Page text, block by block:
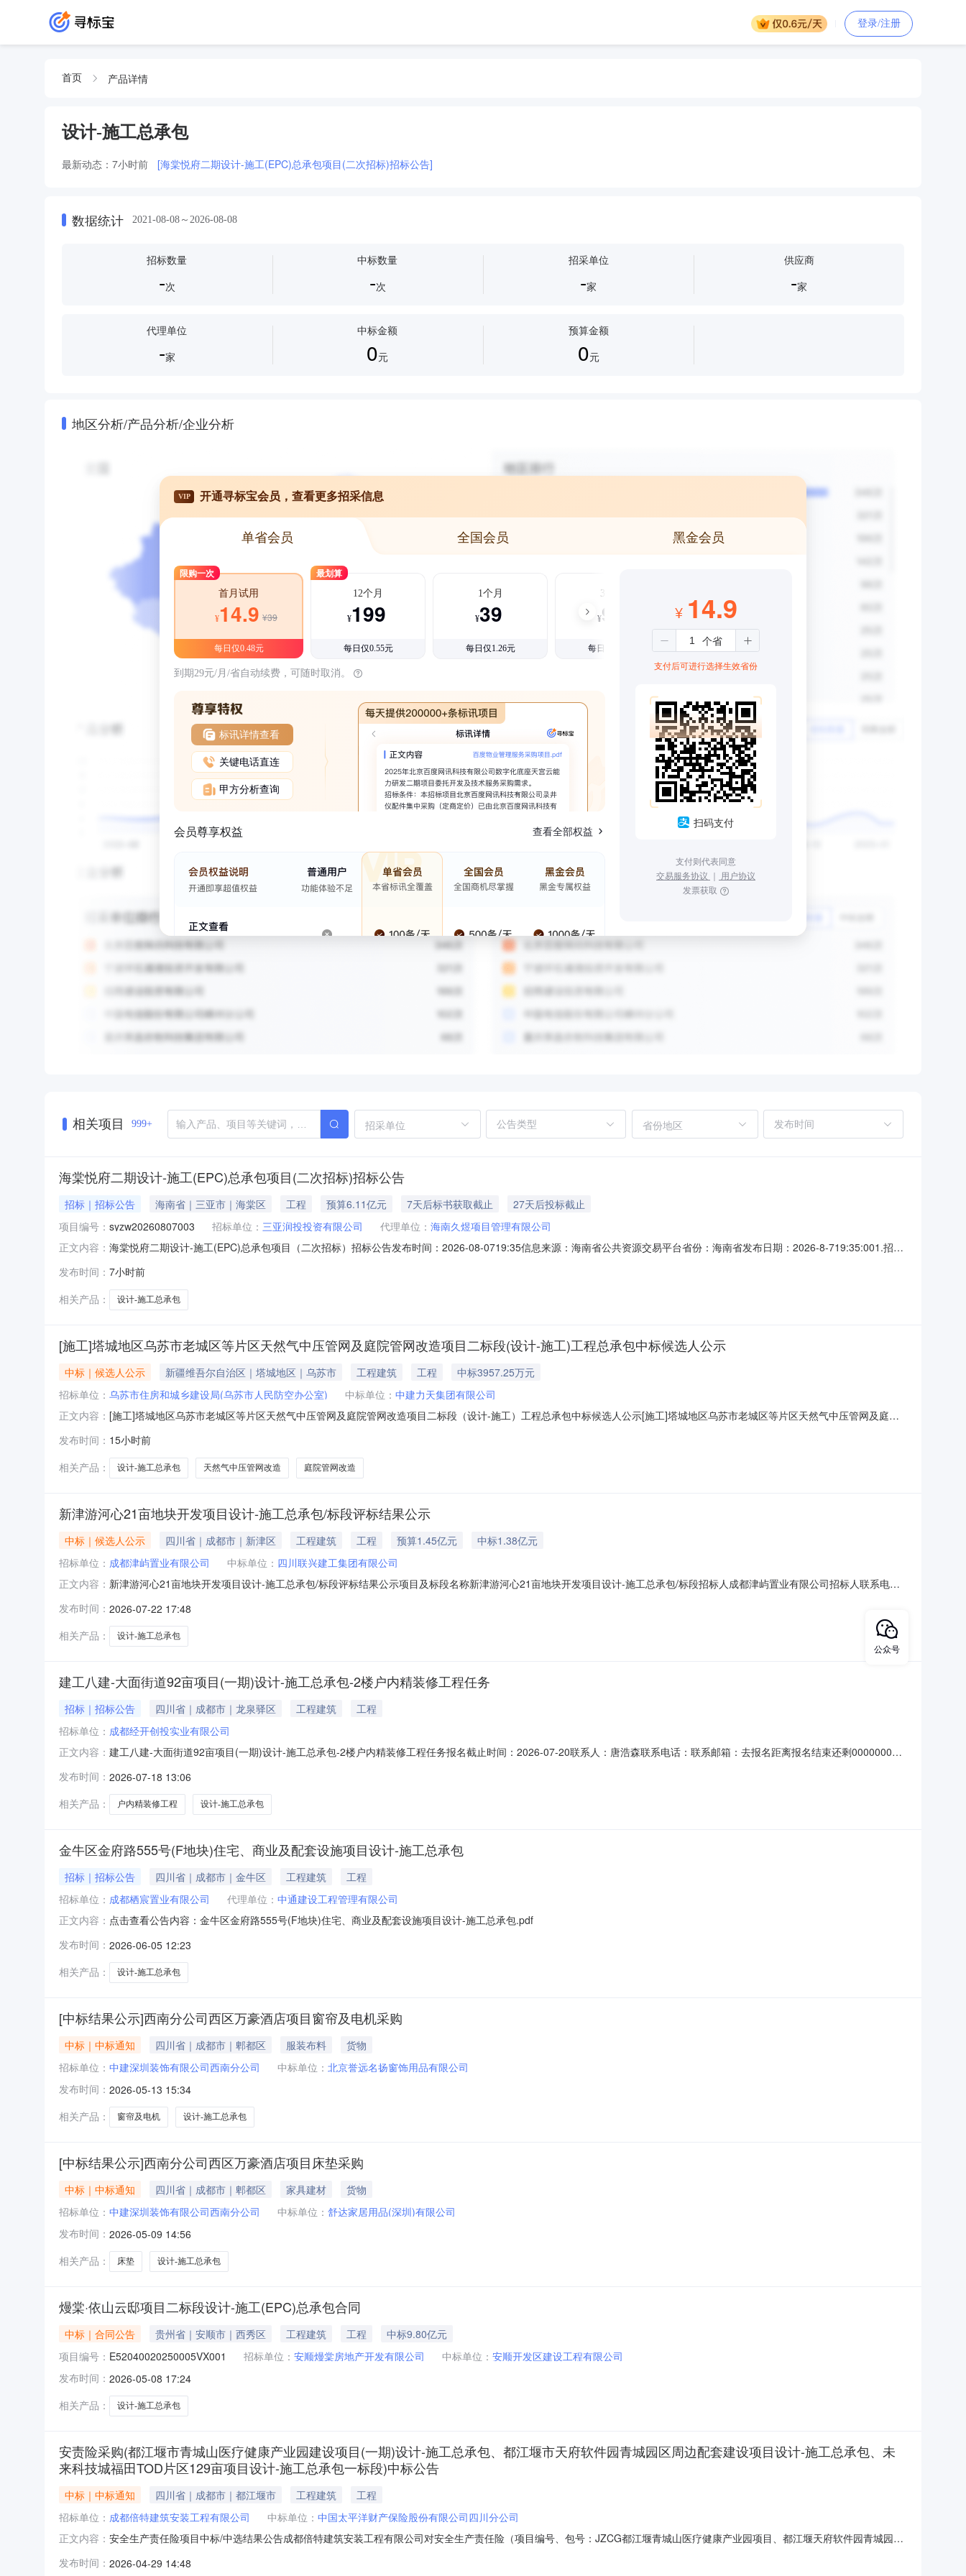
登录/注册
首页 产品详情
设计-施工总承包
最新动态： 7小时前 [海棠悦府二期设计-施工(EPC)总承包项目(二次招标)招标公告]
数据统计 2021-08-08～2026-08-08
招标数量
-次
中标数量
-次
招采单位
-家
供应商
-家
代理单位
-家
中标金额
0元
预算金额
0元
地区分析/产品分析/企业分析
VIP 开通寻标宝会员，查看更多招采信息
单省会员 全国会员 黑金会员
限购一次
首月试用
¥14.9 ¥39
每日仅0.48元
最划算
12个月
¥199
每日仅0.55元
1个月
¥39
每日仅1.26元
3个月
¥99
每日仅1.08元
到期29元/月/省自动续费，可随时取消。
标讯详情查看
关键电话直连
甲方分析查询
会员尊享权益 查看全部权益
¥ 14.9
支付后可进行选择生效省份
扫码支付
支付则代表同意
交易服务协议 ｜ 用户协议
发票获取
相关项目 999+ 招采单位 省份地区
海棠悦府二期设计-施工(EPC)总承包项目(二次招标)招标公告
招标｜招标公告 海南省｜三亚市｜海棠区 工程 预算6.11亿元 7天后标书获取截止
27天后投标截止
项目编号： syzw20260807003 招标单位： 三亚润投投资有限公司 代理单位： 海南久煜项目管理有限公司
正文内容： 海棠悦府二期设计-施工(EPC)总承包项目（二次招标）招标公告发布时间：2026-08-0719:35信息来源：海南省公共资源交易平台省份：海南省发布日期：2026-8-719:35:001.招标
01-578726批准建设，招标人(项目业主)为三亚润投投资有限公司，建设资金来自企业，项目出资比例为其他100.00%。项目已具备招
发布时间： 7小时前
相关产品：
设计-施工总承包
[施工]塔城地区乌苏市老城区等片区天然气中压管网及庭院管网改造项目二标段(设计-施工)工程总承包中标候选人公示
中标｜候选人公示 新疆维吾尔自治区｜塔城地区｜乌苏市 工程建筑 工程
中标3957.25万元
招标单位： 乌苏市住房和城乡建设局(乌苏市人民防空办公室) 中标单位： 中建力天集团有限公司
正文内容： [施工]塔城地区乌苏市老城区等片区天然气中压管网及庭院管网改造项目二标段（设计-施工）工程总承包中标候选人公示[施工]塔城地区乌苏市老城区等片区天然气中压管网及庭院
城区等片区天然气中压管网及庭院管网改造项目二标段（设计-施工）工程总承包建设单位乌苏市住房和城乡建设局（乌苏市人民防空办公室）中标工程范围建设规模：西大沟片区
改造次高压燃气管道3.7千米，管径DN1
发布时间： 15小时前
相关产品：
设计-施工总承包 天然气中压管网改造 庭院管网改造
新津游河心21亩地块开发项目设计-施工总承包/标段评标结果公示
中标｜候选人公示 四川省｜成都市｜新津区 工程建筑 工程 预算1.45亿元
中标1.38亿元
招标单位： 成都津屿置业有限公司 中标单位： 四川联兴建工集团有限公司
正文内容： 新津游河心21亩地块开发项目设计-施工总承包/标段评标结果公示项目及标段名称新津游河心21亩地块开发项目设计-施工总承包/标段招标人成都津屿置业有限公司招标人联系电话
09:30:00公示期2026年07月23日~2026年07月27日投标最高限价（元）145009135.23中标候选人及排序中标候选人名称质量工期（交货期）投标报价（元
发布时间： 2026-07-22 17:48
相关产品：
设计-施工总承包
建工八建-大面街道92亩项目(一期)设计-施工总承包-2楼户内精装修工程任务
招标｜招标公告 四川省｜成都市｜龙泉驿区 工程建筑
工程
招标单位： 成都经开创投实业有限公司
正文内容： 建工八建-大面街道92亩项目(一期)设计-施工总承包-2楼户内精装修工程任务报名截止时间：2026-07-20联系人：唐浩森联系电话：联系邮箱：去报名距离报名结束还剩00000000
总承包的2#楼户内精装修工程专业分包采购事宜进行采购，欢迎有意向的分供商参加。一、采购内容本次采购标的：2#楼户内精装修工程专业分包工程本次采购预计量:详见清单
二、项目概况项
发布时间： 2026-07-18 13:06
相关产品：
户内精装修工程 设计-施工总承包
金牛区金府路555号(F地块)住宅、商业及配套设施项目设计-施工总承包
招标｜招标公告 四川省｜成都市｜金牛区 工程建筑
工程
招标单位： 成都栖宸置业有限公司 代理单位： 中通建设工程管理有限公司
正文内容： 点击查看公告内容：金牛区金府路555号(F地块)住宅、商业及配套设施项目设计-施工总承包.pdf
发布时间： 2026-06-05 12:23
相关产品：
设计-施工总承包
[中标结果公示]西南分公司西区万豪酒店项目窗帘及电机采购
中标｜中标通知 四川省｜成都市｜郫都区 服装布料
货物
招标单位： 中建深圳装饰有限公司西南分公司 中标单位： 北京誉远名扬窗饰用品有限公司
发布时间： 2026-05-13 15:34
相关产品：
窗帘及电机 设计-施工总承包
[中标结果公示]西南分公司西区万豪酒店项目床垫采购
中标｜中标通知 四川省｜成都市｜郫都区 家具建材
货物
招标单位： 中建深圳装饰有限公司西南分公司 中标单位： 舒达家居用品(深圳)有限公司
发布时间： 2026-05-09 14:56
相关产品：
床垫 设计-施工总承包
熳棠·依山云邸项目二标段设计-施工(EPC)总承包合同
中标｜合同公告 贵州省｜安顺市｜西秀区 工程建筑 工程
中标9.80亿元
项目编号： E52040020250005VX001 招标单位： 安顺熳棠房地产开发有限公司 中标单位： 安顺开发区建设工程有限公司
发布时间： 2026-05-08 17:24
相关产品：
设计-施工总承包
安责险采购(都江堰市青城山医疗健康产业园建设项目(一期)设计-施工总承包、都江堰市天府软件园青城园区周边配套建设项目设计-施工总承包、未
来科技城福田TOD片区129亩项目设计-施工总承包一标段)中标公告
中标｜中标通知 四川省｜成都市｜都江堰市 工程建筑
工程
招标单位： 成都倍特建筑安装工程有限公司 中标单位： 中国太平洋财产保险股份有限公司四川分公司
正文内容： 安全生产责任险项目中标/中选结果公告成都倍特建筑安装工程有限公司对安全生产责任险（项目编号、包号：JZCG都江堰青城山医疗健康产业园项目、都江堰天府软件园青城园区
青城山医疗健康产业园项目、都江堰天府软件园青城园区周边配套项目、未来科技城福田TOD片区129亩项目中标/中选单位中国太平洋财产保险股份有限公司四川分公司、中国平安
发布时间： 2026-04-29 14:48
公众号